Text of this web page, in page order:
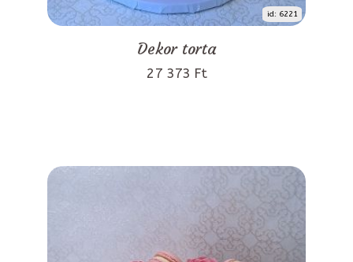
id: 6221
Dekor torta
27 373 Ft